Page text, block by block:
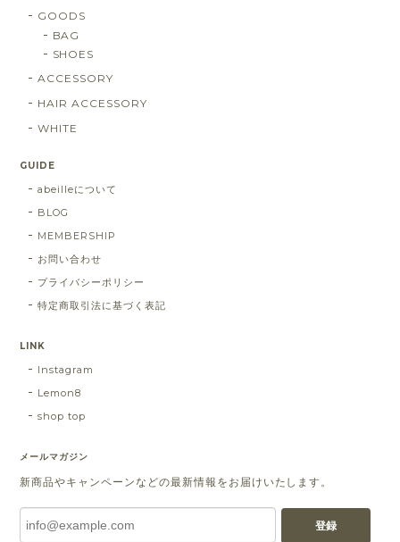
GOODS
BAG
SHOES
ACCESSORY
HAIR ACCESSORY
WHITE
GUIDE
abeilleについて
BLOG
MEMBERSHIP
お問い合わせ
プライバシーポリシー
特定商取引法に基づく表記
LINK
Instagram
Lemon8
shop top
メールマガジン
新商品やキャンペーンなどの最新情報をお届けいたします。
登録